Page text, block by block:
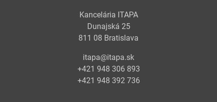
Kancelária ITAPA
Dunajská 25
811 08 Bratislava
itapa@itapa.sk
+421 948 306 893
+421 948 392 736